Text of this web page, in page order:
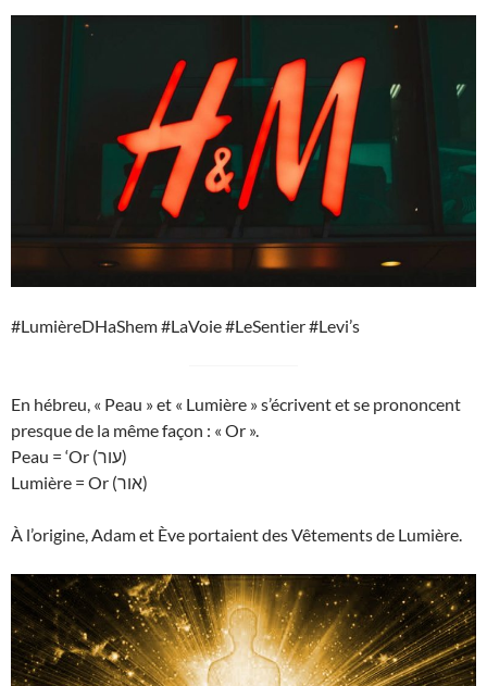
#LumièreDHaShem #LaVoie #LeSentier #Levi’s
En hébreu, « Peau » et « Lumière » s’écrivent et se prononcent
presque de la même façon : « Or ».
Peau = ‘Or (עור)
Lumière = Or (אור)
À l’origine, Adam et Ève portaient des Vêtements de Lumière.